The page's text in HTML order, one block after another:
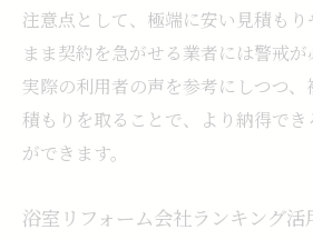
注意点として、極端に安い見積も
まま契約を急がせる業者には警戒
実際の利用者の声を参考にしつつ
積もりを取ることで、より納得でき
ができます。
浴室リフォーム会社ランキング活